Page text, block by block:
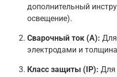
дополнительный
освещение).
Сварочный ток (А):
электродами и
Класс защиты (IP): Для